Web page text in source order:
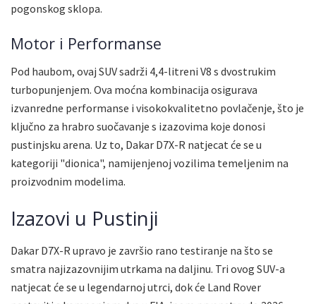
pogonskog sklopa.
Motor i Performanse
Pod haubom, ovaj SUV sadrži 4,4-litreni V8 s dvostrukim
turbopunjenjem. Ova moćna kombinacija osigurava
izvanredne performanse i visokokvalitetno povlačenje, što je
ključno za hrabro suočavanje s izazovima koje donosi
pustinjsku arena. Uz to, Dakar D7X-R natjecat će se u
kategoriji "dionica", namijenjenoj vozilima temeljenim na
proizvodnim modelima.
Izazovi u Pustinji
Dakar D7X-R upravo je završio rano testiranje na što se
smatra najizazovnijim utrkama na daljinu. Tri ovog SUV-a
natjecat će se u legendarnoj utrci, dok će Land Rover